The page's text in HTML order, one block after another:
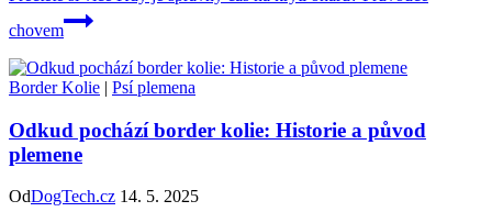
chovem
Border Kolie | Psí plemena
Odkud pochází border kolie: Historie a původ
plemene
OdDogTech.cz 14. 5. 2025